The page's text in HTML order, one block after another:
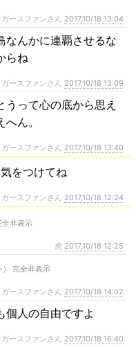
ースファンさん 2017,10/18 13:04
なんかに連覇させるな
らね
ースファンさん 2017,10/18 13:09
うって心の底から思え
ん。
ースファンさん 2017,10/18 13:40
をつけてね
ースファンさん 2017,10/18 12:24
非表示
虎 2017,10/18 12:25
完全非表示
ースファンさん 2017,10/18 14:02
個人の自由ですよ
ースファンさん 2017,10/18 16:40